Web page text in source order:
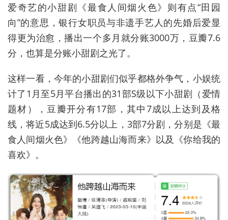
爱奇艺的小甜剧《最食人间烟火色》则有点“田园
向”的意思，银行女职员与非遗手艺人的先婚后爱显
得更为治愈，播出一个多月就分账3000万，豆瓣7.6
分，也算是分账小甜剧之光了。
这样一看，今年的小甜剧们似乎都格外争气，小娱统
计了1月至5月平台播出的31部S级以下小甜剧（爱情
题材），豆瓣开分有17部，其中7成以上达到及格
线，将近5成达到6.5分以上，3部7分剧，分别是《最
食人间烟火色》《他跨越山海而来》以及《你给我的
喜欢》。